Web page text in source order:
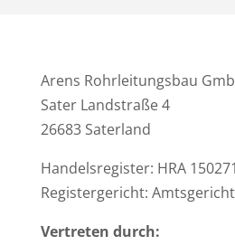
Arens Rohrleitungsbau
Sater Landstraße 4
26683 Saterland
Handelsregister: HRA 150271
Registergericht:
Vertreten durch: